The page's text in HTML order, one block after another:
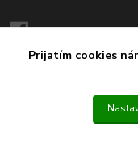
Prijatím cookies